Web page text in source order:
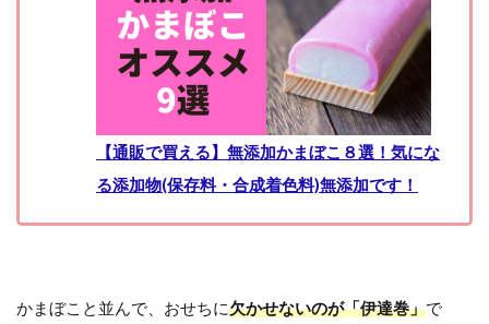
【通販で買える】無添加かまぼこ８選！気にな
る添加物(保存料・合成着色料)無添加です！
かまぼこと並んで、おせちに欠かせないのが「伊達巻」で